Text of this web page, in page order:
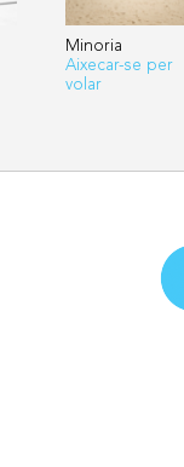
Minoria
Aixecar-se per
volar